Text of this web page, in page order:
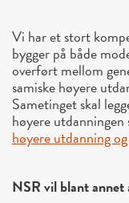
Vi har et stort
bygger på både
overført mellom
samiske høyere
Sametinget skal
høyere utdanningen
høyere utdanning
NSR vil blant annet